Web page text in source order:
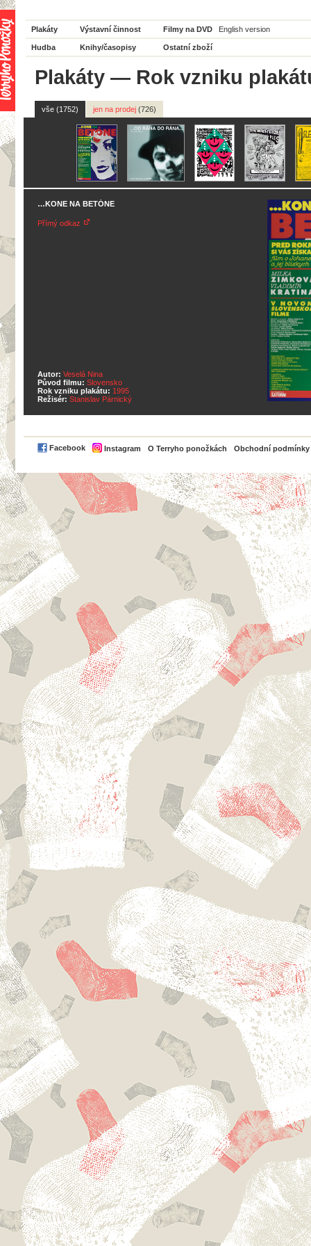
Plakáty Výstavní činnost Filmy na DVD English version
Hudba Knihy/časopisy Ostatní zboží
Plakáty — Rok vzniku
vše (1752) jen na prodej (726)
…KONE NA BETÓNE
Přímý odkaz
Autor: Veselá Nina
Původ filmu: Slovensko
Rok vzniku plakátu: 1995
Režisér: Stanislav Párnický
Facebook Instagram O Terryho ponožkách Obchodní podmínky
PayPal